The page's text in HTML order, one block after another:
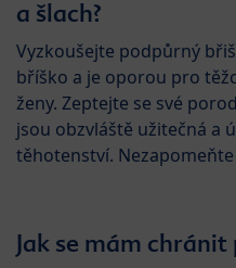
a šlach?
Vyzkoušejte podpůrný
bříško a je oporou pro
ženy. Zeptejte se své
jsou obzvláště užitečná a
těhotenství.
Jak se mám